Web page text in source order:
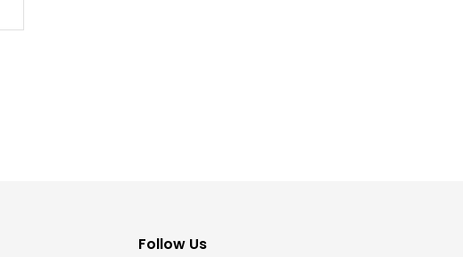
Follow Us